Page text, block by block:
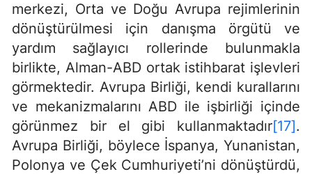
merkezi, Orta ve Doğu Avrupa rejimlerinin
dönüştürülmesi için danışma örgütü ve
yardım sağlayıcı rollerinde bulunmakla
birlikte, Alman-ABD ortak istihbarat işlevleri
görmektedir. Avrupa Birliği, kendi kurallarını
ve mekanizmalarını ABD ile işbirliği içinde
görünmez bir el gibi kullanmaktadır[17].
Avrupa Birliği, böylece İspanya, Yunanistan,
Polonya ve Çek Cumhuriyeti’ni dönüştürdü,